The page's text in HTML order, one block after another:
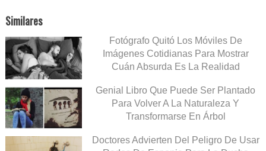
Similares
Fotógrafo Quitó Los Móviles De
Imágenes Cotidianas Para Mostrar
Cuán Absurda Es La Realidad
Genial Libro Que Puede Ser Plantado
Para Volver A La Naturaleza Y
Transformarse En Árbol
Doctores Advierten Del Peligro De Usar